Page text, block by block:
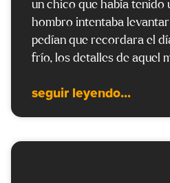
un chico que había tenido
hombro intentaba
pedían que recordara el
frío, los detalles de aquel
seguir leyendo...